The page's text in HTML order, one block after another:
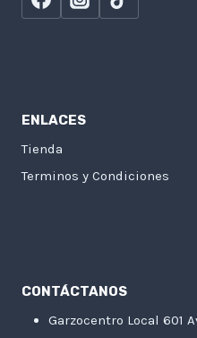
ENLACES
Tienda
Terminos y Condiciones
CONTÁCTANOS
Garzocentro Local 601